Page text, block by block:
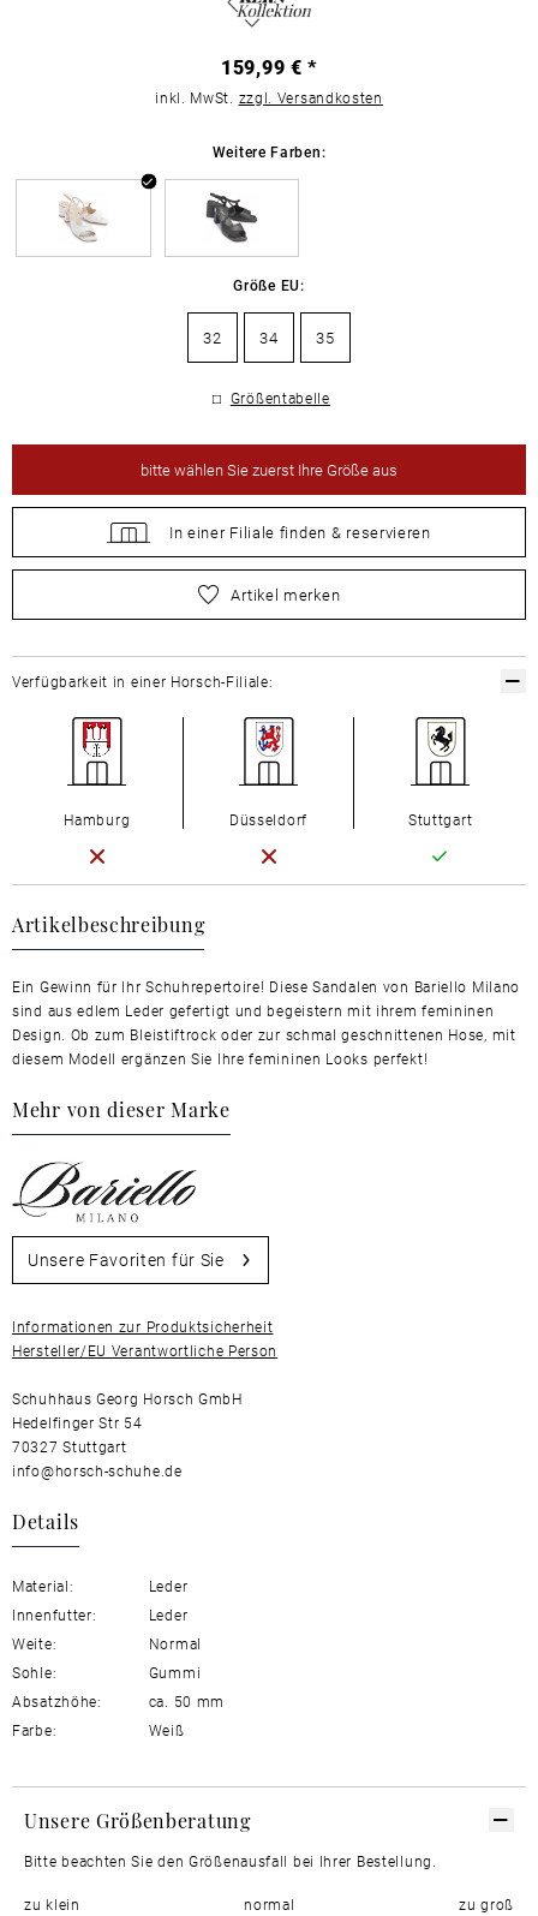
159,99 € *
inkl. MwSt. zzgl. Versandkosten
Weitere Farben:
Größe EU:
32 34 35
Größentabelle
bittewählen Sie zuerst Ihre Größe aus
In einer Filiale finden & reservieren
wählen Sie zuerst Ihre Größe aus
Artikel merken
Artikelbeschreibung
Ein Gewinn für Ihr Schuhrepertoire! Diese Sandalen von Bariello Milano
sind aus edlem Leder gefertigt und begeistern mit ihrem femininen
Design. Ob zum Bleistiftrock oder zur schmal geschnittenen Hose, mit
diesem Modell ergänzen Sie Ihre femininen Looks perfekt!
Mehr von dieser Marke
Unsere Favoriten für Sie
Informationen zur Produktsicherheit
Hersteller/EU Verantwortliche Person
Schuhhaus Georg Horsch GmbH
Hedelfinger Str 54
70327 Stuttgart
info@horsch-schuhe.de
Details
Material:
Leder
Innenfutter:
Leder
Weite:
Normal
Sohle:
Gummi
Absatzhöhe:
ca. 50 mm
Farbe:
Weiß
Verfügbarkeit in einer Horsch-Filiale:
Hamburg Düsseldorf Stuttgart
Unsere Größenberatung
Bitte beachten Sie den Größenausfall bei Ihrer Bestellung.
zu klein normal zu groß